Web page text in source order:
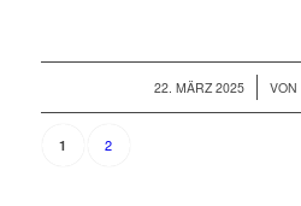
22. MÄRZ 2025
/ VON
1 2